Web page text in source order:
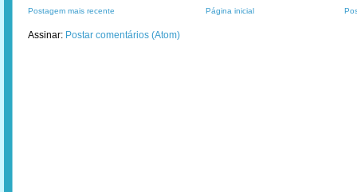
Postagem mais recente Página inicial
Assinar: Postar comentários (Atom)